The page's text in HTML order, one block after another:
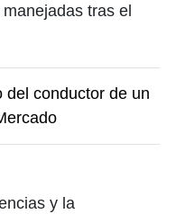
tras el
del conductor de un
y la